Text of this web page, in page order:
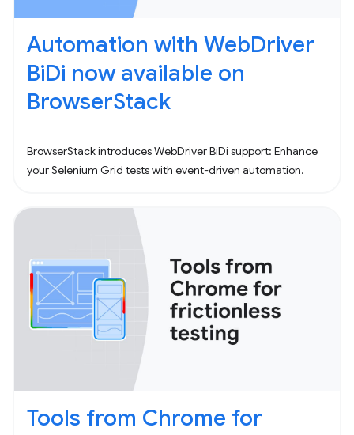
Automation with WebDriver
BiDi now available on
BrowserStack
BrowserStack introduces WebDriver BiDi support: Enhance
your Selenium Grid tests with event-driven automation.
Tools from Chrome for